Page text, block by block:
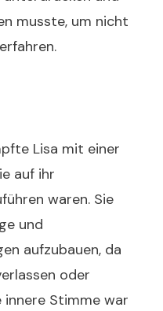
musste, um nicht
Lisa mit einer
auf ihr
waren. Sie
und
aufzubauen, da
oder
innere Stimme war